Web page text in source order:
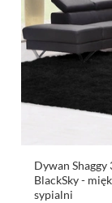
Dywan
BlackSky -
sypialni